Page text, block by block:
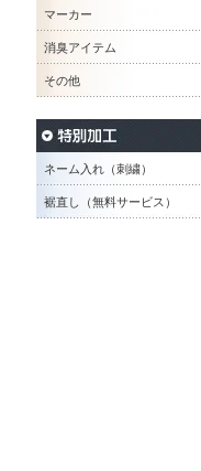
マーカー
消臭アイテム
その他
ネーム入れ（刺繍）
裾直し（無料サービス）